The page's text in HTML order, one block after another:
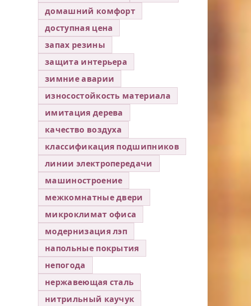
домашний комфорт
доступная цена
запах резины
защита интерьера
зимние аварии
износостойкость материала
имитация дерева
качество воздуха
классификация подшипников
линии электропередачи
машиностроение
межкомнатные двери
микроклимат офиса
модернизация лэп
напольные покрытия
непогода
нержавеющая сталь
нитрильный каучук